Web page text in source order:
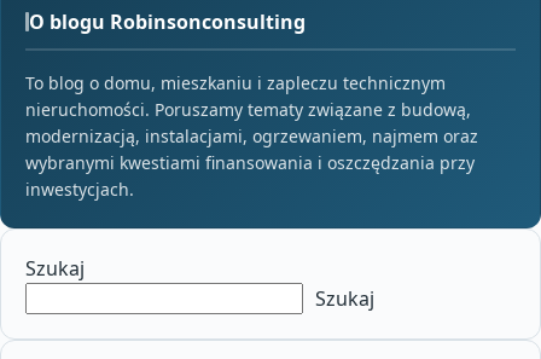
O blogu Robinsonconsulting
To blog o domu, mieszkaniu i zapleczu technicznym
nieruchomości. Poruszamy tematy związane z budową,
modernizacją, instalacjami, ogrzewaniem, najmem oraz
wybranymi kwestiami finansowania i oszczędzania przy
inwestycjach.
Szukaj
Szukaj